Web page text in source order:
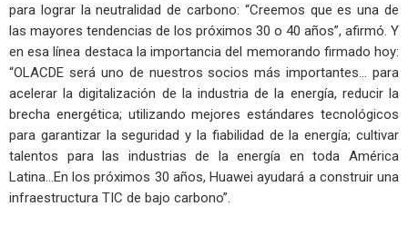
para lograr la neutralidad de carbono: “Creemos que es una de
las mayores tendencias de los próximos 30 o 40 años”, afirmó. Y
en esa línea destaca la importancia del memorando firmado hoy:
“OLACDE será uno de nuestros socios más importantes… para
acelerar la digitalización de la industria de la energía, reducir la
brecha energética; utilizando mejores estándares tecnológicos
para garantizar la seguridad y la fiabilidad de la energía; cultivar
talentos para las industrias de la energía en toda América
Latina…En los próximos 30 años, Huawei ayudará a construir una
infraestructura TIC de bajo carbono”.